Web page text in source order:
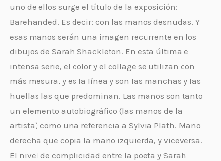
uno de ellos surge el título de la exposición:
Barehanded. Es decir: con las manos desnudas. Y
esas manos serán una imagen recurrente en los
dibujos de Sarah Shackleton. En esta última e
intensa serie, el color y el collage se utilizan con
más mesura, y es la línea y son las manchas y las
huellas las que predominan. Las manos son tanto
un elemento autobiográfico (las manos de la
artista) como una referencia a Sylvia Plath. Mano
derecha que copia la mano izquierda, y viceversa.
El nivel de complicidad entre la poeta y Sarah